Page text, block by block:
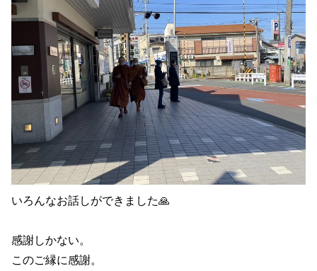
いろんなお話しができました🙏
感謝しかない。
このご縁に感謝。